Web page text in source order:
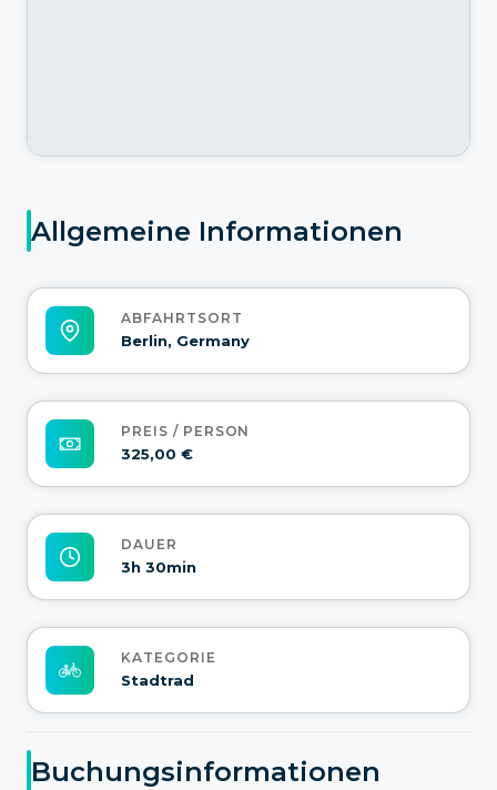
Allgemeine Informationen
ABFAHRTSORT
Berlin, Germany
PREIS / PERSON
325,00 €
DAUER
3h 30min
KATEGORIE
Stadtrad
Buchungsinformationen